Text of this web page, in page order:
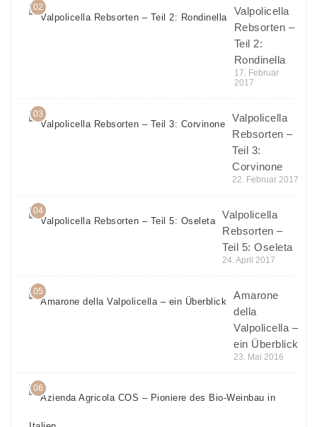
02
Valpolicella
Rebsorten –
Teil 2:
Rondinella
17. Februar
2017
03
Valpolicella
Rebsorten –
Teil 3:
Corvinone
22. Februar 2017
04
Valpolicella
Rebsorten –
Teil 5: Oseleta
24. April 2017
05
Amarone
della
Valpolicella –
ein Überblick
23. Mai 2016
06